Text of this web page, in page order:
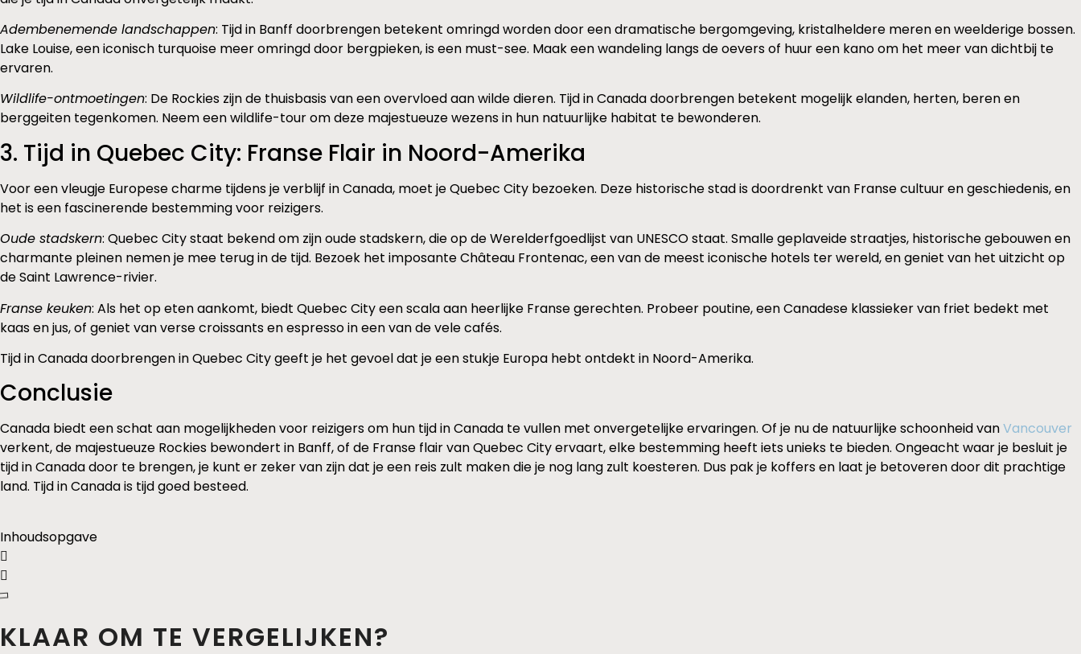
Adembenemende landschappen: Tijd in Banff doorbrengen betekent omringd worden door een dramatische bergomgeving, kristalheldere meren en weelderige bossen.
Lake Louise, een iconisch turquoise meer omringd door bergpieken, is een must-see. Maak een wandeling langs de oevers of huur een kano om het meer van dichtbij te
ervaren.
Wildlife-ontmoetingen: De Rockies zijn de thuisbasis van een overvloed aan wilde dieren. Tijd in Canada doorbrengen betekent mogelijk elanden, herten, beren en
berggeiten tegenkomen. Neem een wildlife-tour om deze majestueuze wezens in hun natuurlijke habitat te bewonderen.
3. Tijd in Quebec City: Franse Flair in Noord-Amerika
Voor een vleugje Europese charme tijdens je verblijf in Canada, moet je Quebec City bezoeken. Deze historische stad is doordrenkt van Franse cultuur en geschiedenis, en
het is een fascinerende bestemming voor reizigers.
Oude stadskern: Quebec City staat bekend om zijn oude stadskern, die op de Werelderfgoedlijst van UNESCO staat. Smalle geplaveide straatjes, historische gebouwen en
charmante pleinen nemen je mee terug in de tijd. Bezoek het imposante Château Frontenac, een van de meest iconische hotels ter wereld, en geniet van het uitzicht op
de Saint Lawrence-rivier.
Franse keuken: Als het op eten aankomt, biedt Quebec City een scala aan heerlijke Franse gerechten. Probeer poutine, een Canadese klassieker van friet bedekt met
kaas en jus, of geniet van verse croissants en espresso in een van de vele cafés.
Tijd in Canada doorbrengen in Quebec City geeft je het gevoel dat je een stukje Europa hebt ontdekt in Noord-Amerika.
Conclusie
Canada biedt een schat aan mogelijkheden voor reizigers om hun tijd in Canada te vullen met onvergetelijke ervaringen. Of je nu de natuurlijke schoonheid vanVancouver
verkent, de majestueuze Rockies bewondert in Banff, of de Franse flair van Quebec City ervaart, elke bestemming heeft iets unieks te bieden. Ongeacht waar je besluit je
tijd in Canada door te brengen, je kunt er zeker van zijn dat je een reis zult maken die je nog lang zult koesteren. Dus pak je koffers en laat je betoveren door dit prachtige
land. Tijd in Canada is tijd goed besteed.
Inhoudsopgave
KLAAR OM TE VERGELIJKEN?